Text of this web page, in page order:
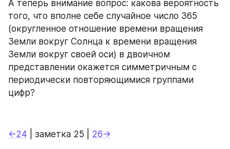
А теперь внимание вопрос: какова вероятность
того, что вполне себе случайное число 365
(округленное отношение времени вращения
Земли вокруг Солнца к времени вращения
Земли вокруг своей оси) в двоичном
представлении окажется симметричным с
периодически повторяющимися группами
цифр?
←24 | заметка 25 | 26→